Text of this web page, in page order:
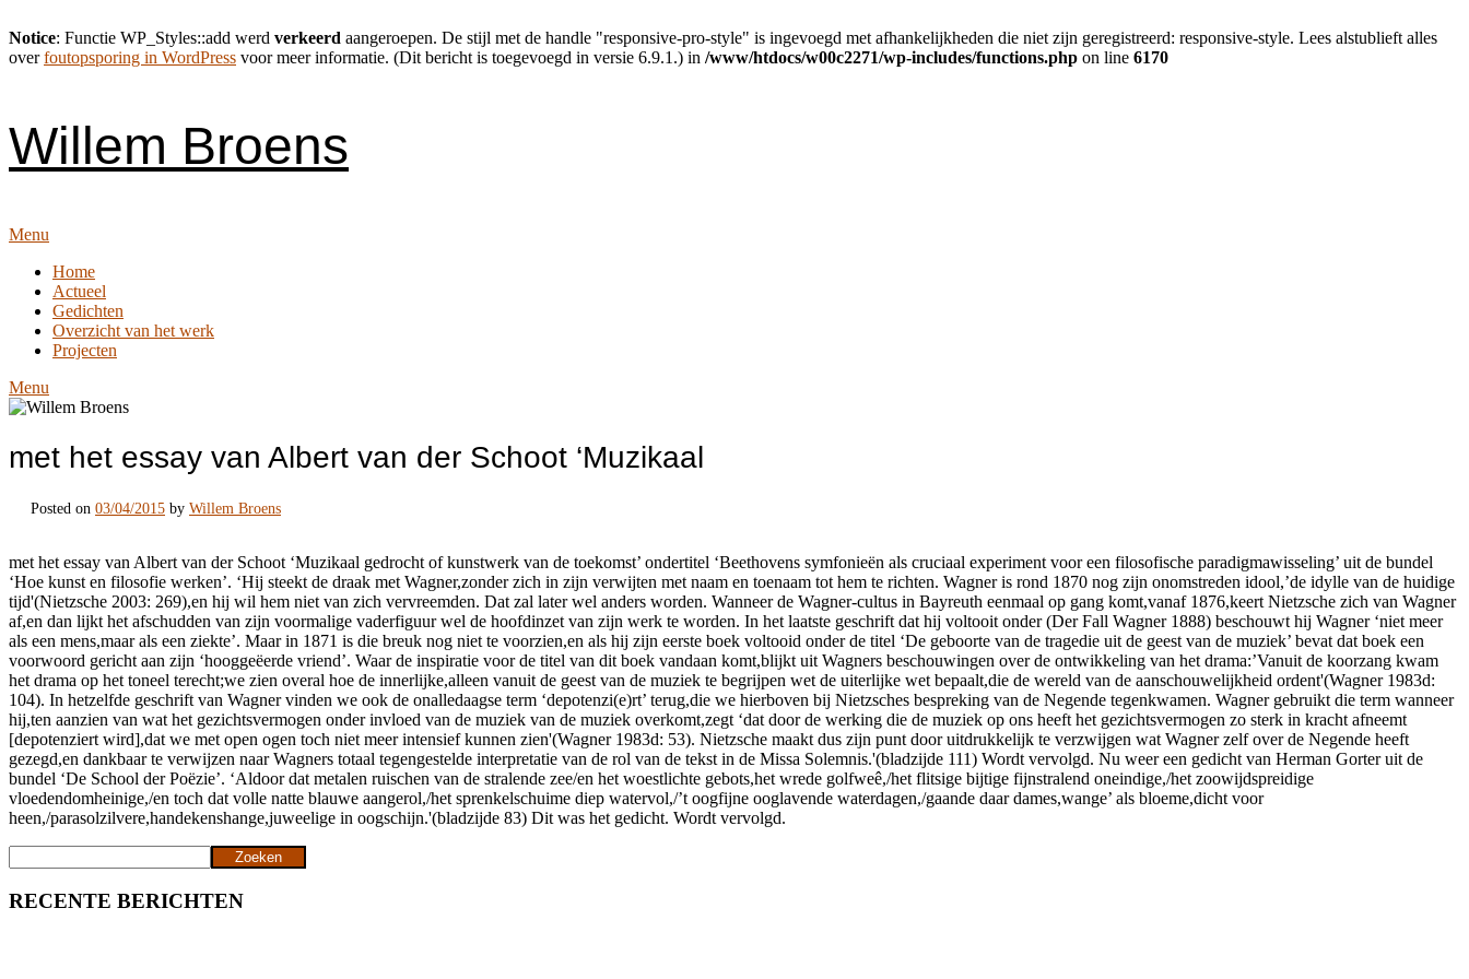
Notice: Functie WP_Styles::add werd verkeerd aangeroepen. De stijl met de handle "responsive-pro-style" is ingevoegd met afhankelijkheden die niet zijn geregistreerd: responsive-style. Lees alstublieft alles
overfoutopsporing in WordPress voor meer informatie. (Dit bericht is toegevoegd in versie 6.9.1.) in /www/htdocs/w00c2271/wp-includes/functions.php on line 6170
Willem Broens
Menu
Home
Actueel
Gedichten
Overzicht van het werk
Projecten
Menu
met het essay van Albert van der Schoot ‘Muzikaal
Posted on 03/04/2015 by Willem Broens
met het essay van Albert van der Schoot ‘Muzikaal gedrocht of kunstwerk van de toekomst’ ondertitel ‘Beethovens symfonieën als cruciaal experiment voor een filosofische paradigmawisseling’ uit de bundel
‘Hoe kunst en filosofie werken’. ‘Hij steekt de draak met Wagner,zonder zich in zijn verwijten met naam en toenaam tot hem te richten. Wagner is rond 1870 nog zijn onomstreden idool,’de idylle van de huidige
tijd'(Nietzsche 2003: 269),en hij wil hem niet van zich vervreemden. Dat zal later wel anders worden. Wanneer de Wagner-cultus in Bayreuth eenmaal op gang komt,vanaf 1876,keert Nietzsche zich van Wagner
af,en dan lijkt het afschudden van zijn voormalige vaderfiguur wel de hoofdinzet van zijn werk te worden. In het laatste geschrift dat hij voltooit onder (Der Fall Wagner 1888) beschouwt hij Wagner ‘niet meer
als een mens,maar als een ziekte’. Maar in 1871 is die breuk nog niet te voorzien,en als hij zijn eerste boek voltooid onder de titel ‘De geboorte van de tragedie uit de geest van de muziek’ bevat dat boek een
voorwoord gericht aan zijn ‘hooggeëerde vriend’. Waar de inspiratie voor de titel van dit boek vandaan komt,blijkt uit Wagners beschouwingen over de ontwikkeling van het drama:’Vanuit de koorzang kwam
het drama op het toneel terecht;we zien overal hoe de innerlijke,alleen vanuit de geest van de muziek te begrijpen wet de uiterlijke wet bepaalt,die de wereld van de aanschouwelijkheid ordent'(Wagner 1983d:
104). In hetzelfde geschrift van Wagner vinden we ook de onalledaagse term ‘depotenzi(e)rt’ terug,die we hierboven bij Nietzsches bespreking van de Negende tegenkwamen. Wagner gebruikt die term wanneer
hij,ten aanzien van wat het gezichtsvermogen onder invloed van de muziek van de muziek overkomt,zegt ‘dat door de werking die de muziek op ons heeft het gezichtsvermogen zo sterk in kracht afneemt
[depotenziert wird],dat we met open ogen toch niet meer intensief kunnen zien'(Wagner 1983d: 53). Nietzsche maakt dus zijn punt door uitdrukkelijk te verzwijgen wat Wagner zelf over de Negende heeft
gezegd,en dankbaar te verwijzen naar Wagners totaal tegengestelde interpretatie van de rol van de tekst in de Missa Solemnis.'(bladzijde 111) Wordt vervolgd. Nu weer een gedicht van Herman Gorter uit de
bundel ‘De School der Poëzie’. ‘Aldoor dat metalen ruischen van de stralende zee/en het woestlichte gebots,het wrede golfweê,/het flitsige bijtige fijnstralend oneindige,/het zoowijdspreidige
vloedendomheinige,/en toch dat volle natte blauwe aangerol,/het sprenkelschuime diep watervol,/’t oogfijne ooglavende waterdagen,/gaande daar dames,wange’ als bloeme,dicht voor
heen,/parasolzilvere,handekenshange,juweelige in oogschijn.'(bladzijde 83) Dit was het gedicht. Wordt vervolgd.
Zoeken
RECENTE BERICHTEN